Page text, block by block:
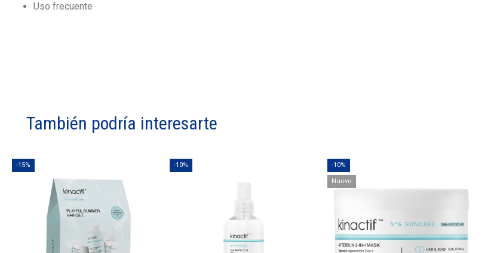
Uso frecuente
También podría interesarte
-15% -10% -10%
Nuevo